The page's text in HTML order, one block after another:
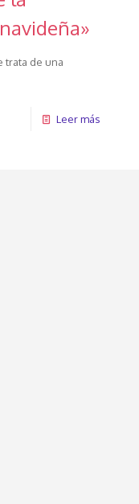
trata de una
Leer más